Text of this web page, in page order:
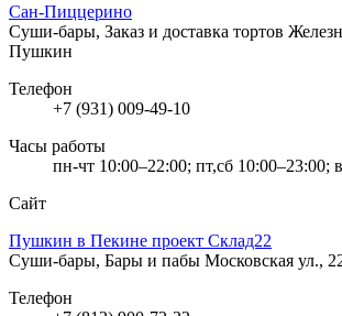
Сан-Пиццерино
Суши-бары, Заказ и доставка тортов
Пушкин
Телефон
+7 (931) 009-49-10
Часы работы
пн-чт 10:00–22:00; пт,сб 10:00–23:00;
Сайт
Пушкин в Пекине проект Склад22
Суши-бары, Бары и пабы Московская ул.,
Телефон